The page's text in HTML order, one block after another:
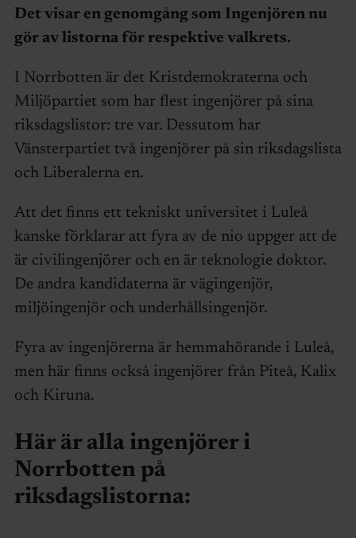
Det visar en genomgång som Ingenjören nu
gör av listorna för respektive valkrets.
I Norrbotten är det Kristdemokraterna och
Miljöpartiet som har flest ingenjörer på sina
riksdagslistor: tre var. Dessutom har
Vänsterpartiet två ingenjörer på sin riksdagslista
och Liberalerna en.
Att det finns ett tekniskt universitet i Luleå
kanske förklarar att fyra av de nio uppger att de
är civilingenjörer och en är teknologie doktor.
De andra kandidaterna är vägingenjör,
miljöingenjör och underhållsingenjör.
Fyra av ingenjörerna är hemmahörande i Luleå,
men här finns också ingenjörer från Piteå, Kalix
och Kiruna.
Här är alla ingenjörer i
Norrbotten på
riksdagslistorna: